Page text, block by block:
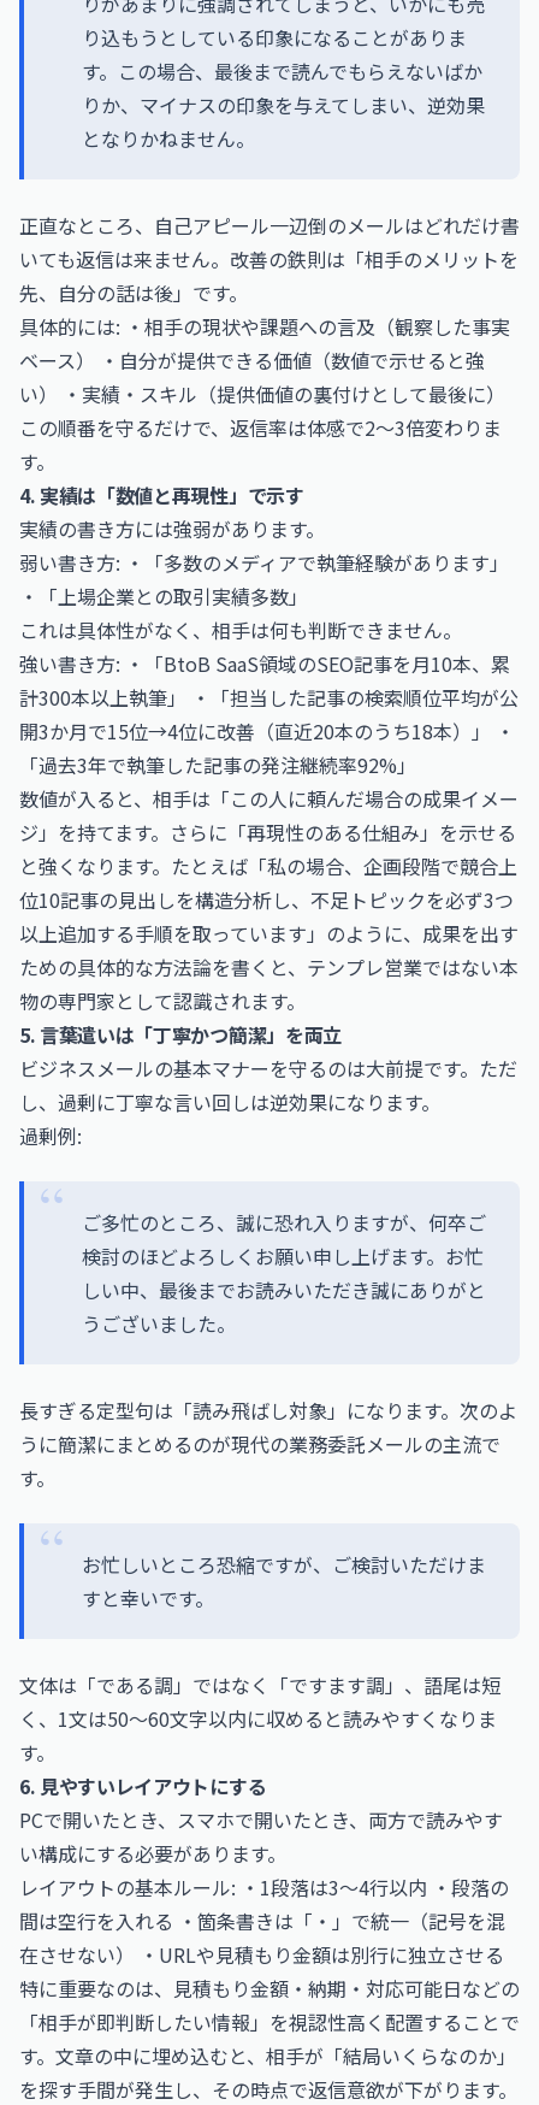
り込もうとしている印象になることがありま
す。この場合、最後まで読んでもらえないばか
りか、マイナスの印象を与えてしまい、逆効果
となりかねません。
正直なところ、自己アピール一辺倒のメールはどれだけ書
いても返信は来ません。改善の鉄則は「相手のメリットを
先、自分の話は後」です。
具体的には: ・相手の現状や課題への言及（観察した事実
ベース） ・自分が提供できる価値（数値で示せると強
い） ・実績・スキル（提供価値の裏付けとして最後に）
この順番を守るだけで、返信率は体感で2〜3倍変わりま
す。
4. 実績は「数値と再現性」で示す
実績の書き方には強弱があります。
弱い書き方: ・「多数のメディアで執筆経験があります」
・「上場企業との取引実績多数」
これは具体性がなく、相手は何も判断できません。
強い書き方: ・「BtoB SaaS領域のSEO記事を月10本、累
計300本以上執筆」 ・「担当した記事の検索順位平均が公
開3か月で15位→4位に改善（直近20本のうち18本）」 ・
「過去3年で執筆した記事の発注継続率92%」
数値が入ると、相手は「この人に頼んだ場合の成果イメー
ジ」を持てます。さらに「再現性のある仕組み」を示せる
と強くなります。たとえば「私の場合、企画段階で競合上
位10記事の見出しを構造分析し、不足トピックを必ず3つ
以上追加する手順を取っています」のように、成果を出す
ための具体的な方法論を書くと、テンプレ営業ではない本
物の専門家として認識されます。
5. 言葉遣いは「丁寧かつ簡潔」を両立
ビジネスメールの基本マナーを守るのは大前提です。ただ
し、過剰に丁寧な言い回しは逆効果になります。
過剰例:
ご多忙のところ、誠に恐れ入りますが、何卒ご
検討のほどよろしくお願い申し上げます。お忙
しい中、最後までお読みいただき誠にありがと
うございました。
長すぎる定型句は「読み飛ばし対象」になります。次のよ
うに簡潔にまとめるのが現代の業務委託メールの主流で
す。
お忙しいところ恐縮ですが、ご検討いただけま
すと幸いです。
文体は「である調」ではなく「ですます調」、語尾は短
く、1文は50〜60文字以内に収めると読みやすくなりま
す。
6. 見やすいレイアウトにする
PCで開いたとき、スマホで開いたとき、両方で読みやす
い構成にする必要があります。
レイアウトの基本ルール: ・1段落は3〜4行以内 ・段落の
間は空行を入れる ・箇条書きは「・」で統一（記号を混
在させない） ・URLや見積もり金額は別行に独立させる
特に重要なのは、見積もり金額・納期・対応可能日などの
「相手が即判断したい情報」を視認性高く配置することで
す。文章の中に埋め込むと、相手が「結局いくらなのか」
を探す手間が発生し、その時点で返信意欲が下がります。